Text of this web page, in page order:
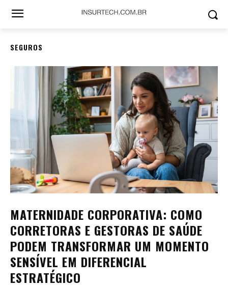
SEGUROS
MATERNIDADE CORPORATIVA: COMO
CORRETORAS E GESTORAS DE SAÚDE
PODEM TRANSFORMAR UM MOMENTO
SENSÍVEL EM DIFERENCIAL
ESTRATÉGICO